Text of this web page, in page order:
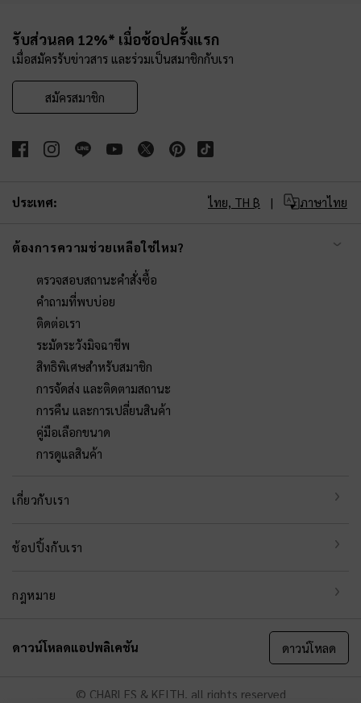
รับส่วนลด 12%* เมื่อช้อปครั้งแรก
เมื่อสมัครรับข่าวสาร และร่วมเป็นสมาชิกกับเรา
สมัครสมาชิก
ประเทศ: ไทย, TH ฿ ภาษาไทย
ต้องการความช่วยเหลือใช่ไหม?
ตรวจสอบสถานะคำสั่งซื้อ
คำถามที่พบบ่อย
ติดต่อเรา
ระมัดระวังมิจฉาชีพ
สิทธิพิเศษสำหรับสมาชิก
การจัดส่ง และติดตามสถานะ
การคืน และการเปลี่ยนสินค้า
คู่มือเลือกขนาด
การดูแลสินค้า
เกี่ยวกับเรา
ช้อปปิ้งกับเรา
กฎหมาย
ดาวน์โหลดแอปพลิเคชัน ดาวน์โหลด
© CHARLES & KEITH, all rights reserved